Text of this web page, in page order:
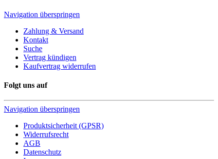
Navigation überspringen
Zahlung & Versand
Kontakt
Suche
Vertrag kündigen
Kaufvertrag widerrufen
Folgt uns auf
Navigation überspringen
Produktsicherheit (GPSR)
Widerrufsrecht
AGB
Datenschutz